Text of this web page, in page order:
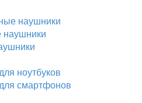
наушники
ноутбуков
смартфонов